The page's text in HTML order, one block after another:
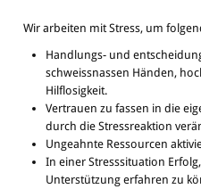
Wir arbeiten mit Stress, um
Handlungs- und
schweissnassen Händen,
Hilflosigkeit.
Vertrauen zu fassen in die
durch die Stressreaktion
Ungeahnte Ressourcen
In einer Stresssituation
Unterstützung erfahren zu